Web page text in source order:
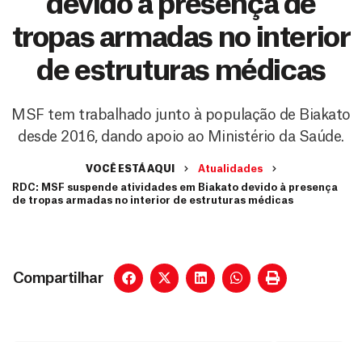
tropas armadas no interior
de estruturas médicas
MSF tem trabalhado junto à população de Biakato
desde 2016, dando apoio ao Ministério da Saúde.
VOCÊ ESTÁ AQUI
Atualidades
RDC: MSF suspende atividades em Biakato devido à presença
de tropas armadas no interior de estruturas médicas
Compartilhar